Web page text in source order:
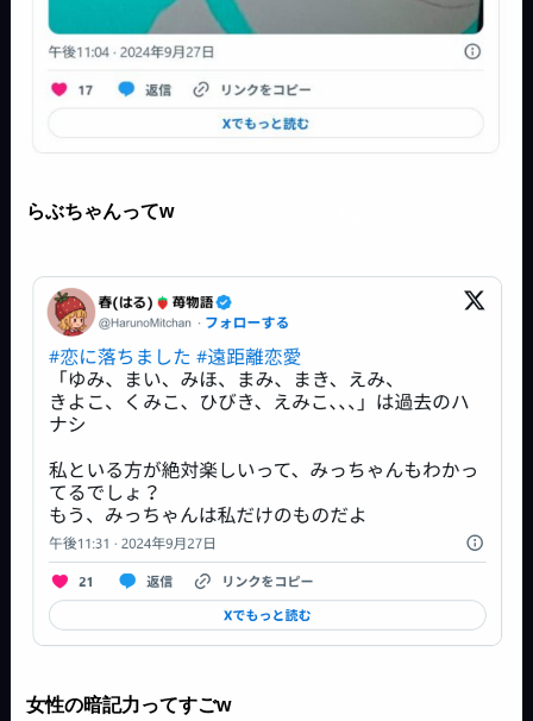
らぶちゃんってw
女性の暗記力ってすごw